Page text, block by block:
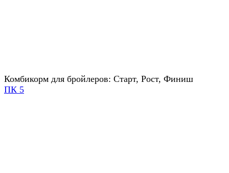
Комбикорм для бройлеров: Старт, Рост, Финиш
ПК 5